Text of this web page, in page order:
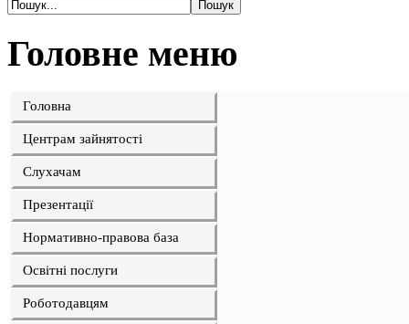
Головне меню
Головна
Центрам зайнятості
Слухачам
Презентації
Нормативно-правова база
Освітні послуги
Роботодавцям